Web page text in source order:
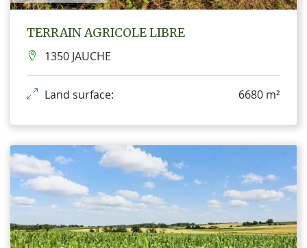
TERRAIN AGRICOLE LIBRE
1350 JAUCHE
Land surface: 6680 m²